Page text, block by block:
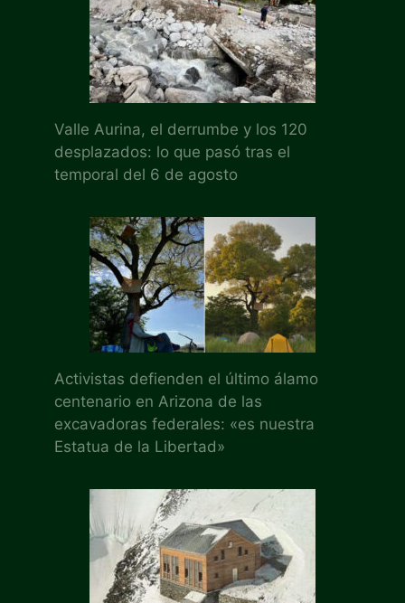
Valle Aurina, el derrumbe y los 120
desplazados: lo que pasó tras el
temporal del 6 de agosto
Activistas defienden el último álamo
centenario en Arizona de las
excavadoras federales: «es nuestra
Estatua de la Libertad»